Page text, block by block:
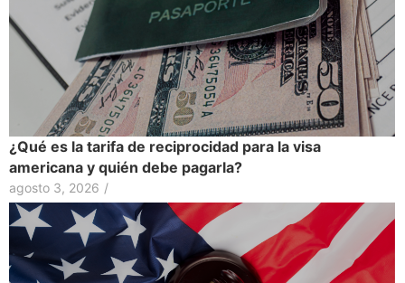
¿Qué es la tarifa de reciprocidad para la visa
americana y quién debe pagarla?
agosto 3, 2026 /